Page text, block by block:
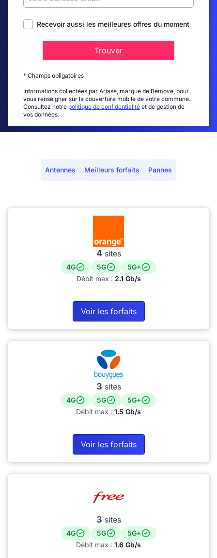
Recevoir aussi les meilleures offres du moment
Trouver
* Champs obligatoires
Informations collectées par Ariase, marque de Bemove, pour
vous renseigner sur la couverture mobile de votre commune.
Consultez notre politique de confidentialité et de gestion de
vos données.
Antennes Meilleurs forfaits Pannes
4sites
4G 5G
5G+
Débit max : 2.1 Gb/s
Voir les forfaits
3 sites
4G 5G
5G+
Débit max : 1.5 Gb/s
Voir les forfaits
3 sites
4G 5G
5G+
Débit max : 1.6 Gb/s